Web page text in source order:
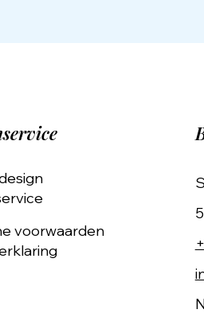
voorwaarden